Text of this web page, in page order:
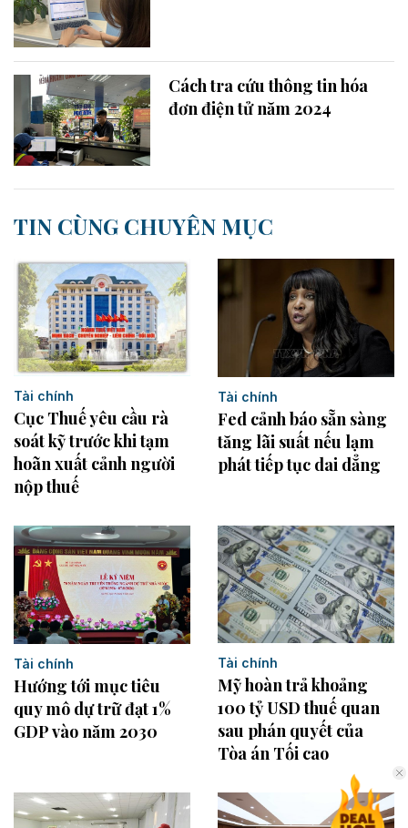
Cách tra cứu thông tin hóa
đơn điện tử năm 2024
TIN CÙNG CHUYÊN MỤC
Tài chính
Cục Thuế yêu cầu rà
soát kỹ trước khi tạm
hoãn xuất cảnh người
nộp thuế
Tài chính
Fed cảnh báo sẵn sàng
tăng lãi suất nếu lạm
phát tiếp tục dai dẳng
Tài chính
Hướng tới mục tiêu
quy mô dự trữ đạt 1%
GDP vào năm 2030
Tài chính
Mỹ hoàn trả khoảng
100 tỷ USD thuế quan
sau phán quyết của
Tòa án Tối cao